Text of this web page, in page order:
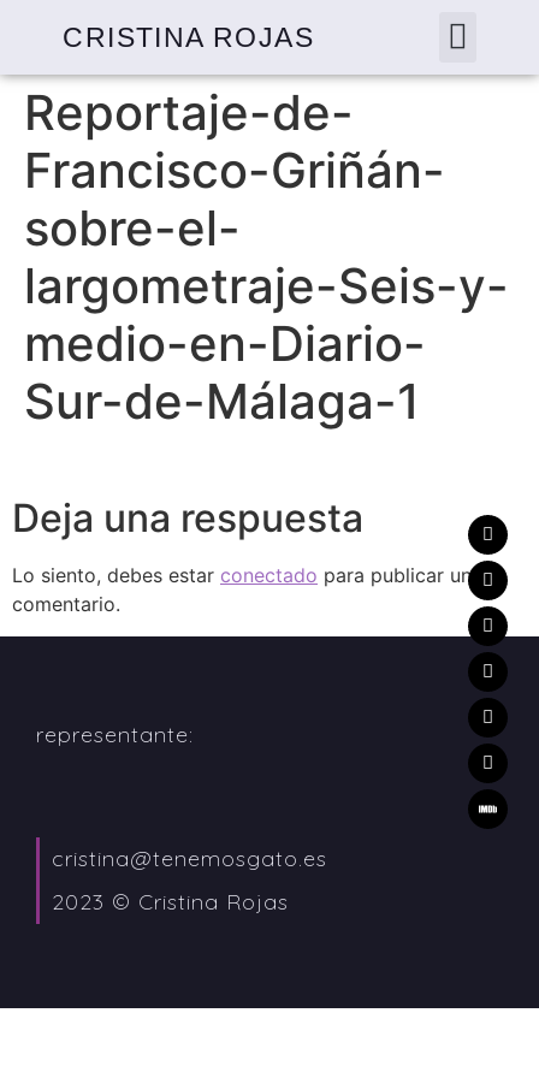
CRISTINA ROJAS
Reportaje-de-
Francisco-Griñán-
sobre-el-
largometraje-Seis-y-
medio-en-Diario-
Sur-de-Málaga-1
Deja una respuesta
Lo siento, debes estar conectado para publicar un
comentario.
representante:
cristina@tenemosgato.es
2023 © Cristina Rojas